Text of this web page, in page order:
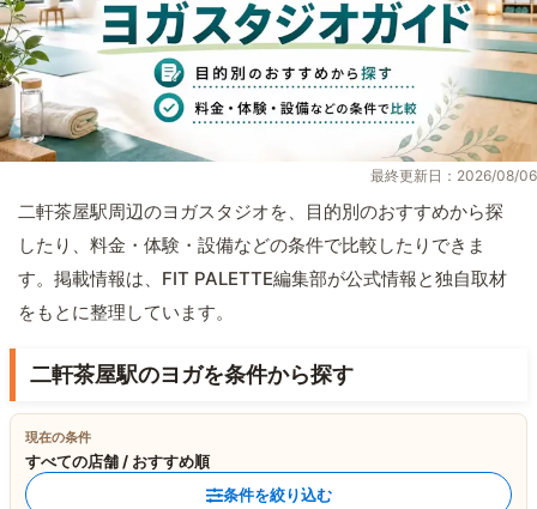
最終更新日：2026/08/06
二軒茶屋駅周辺のヨガスタジオを、目的別のおすすめから探
したり、料金・体験・設備などの条件で比較したりできま
す。掲載情報は、FIT PALETTE編集部が公式情報と独自取材
をもとに整理しています。
二軒茶屋駅のヨガを条件から探す
現在の条件
すべての店舗 / おすすめ順
条件を絞り込む